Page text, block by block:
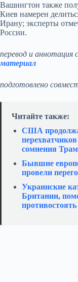
Вашингтон также
Киев намерен
Ирану; эксперты
России.
перевод и
материал
подготовлено
Читайте также:
США
сомнения
Бывшие
провели
Украинские
Британии,